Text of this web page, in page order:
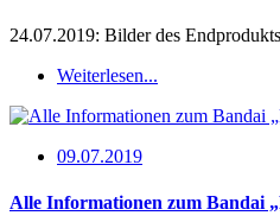
24.07.2019: Bilder des
Weiterlesen...
09.07.2019
Alle Informationen zum Bandai